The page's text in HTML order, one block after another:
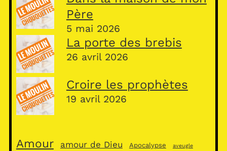
Père
5 mai 2026
La porte des brebis
26 avril 2026
Croire les prophètes
19 avril 2026
Amour amour de Dieu Apocalypse aveugle